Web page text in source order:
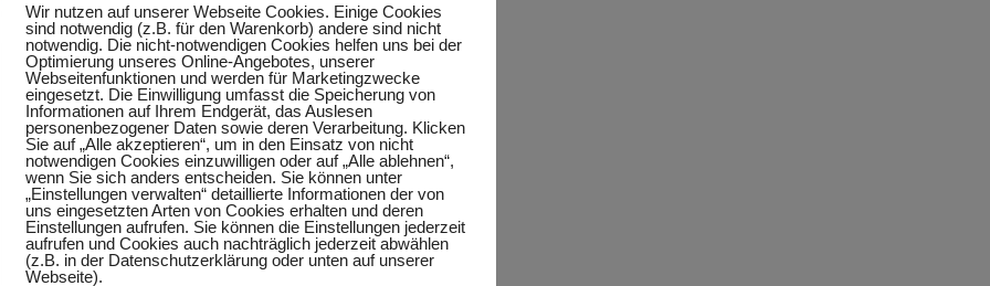
Wir nutzen auf unserer Webseite Cookies. Einige Cookies
sind notwendig (z.B. für den Warenkorb) andere sind nicht
notwendig. Die nicht-notwendigen Cookies helfen uns bei der
Optimierung unseres Online-Angebotes, unserer
Webseitenfunktionen und werden für Marketingzwecke
eingesetzt. Die Einwilligung umfasst die Speicherung von
Informationen auf Ihrem Endgerät, das Auslesen
personenbezogener Daten sowie deren Verarbeitung. Klicken
Sie auf „Alle akzeptieren“, um in den Einsatz von nicht
notwendigen Cookies einzuwilligen oder auf „Alle ablehnen“,
wenn Sie sich anders entscheiden. Sie können unter
„Einstellungen verwalten“ detaillierte Informationen der von
uns eingesetzten Arten von Cookies erhalten und deren
Einstellungen aufrufen. Sie können die Einstellungen jederzeit
aufrufen und Cookies auch nachträglich jederzeit abwählen
(z.B. in der Datenschutzerklärung oder unten auf unserer
Webseite).